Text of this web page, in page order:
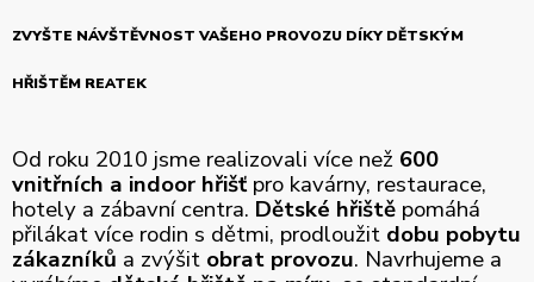
ZVYŠTE NÁVŠTĚVNOST VAŠEHO PROVOZU DÍKY DĚTSKÝM
HŘIŠTĚM REATEK
Od roku 2010 jsme realizovali více než 600
vnitřních a indoor hřišťpro kavárny, restaurace,
hotely a zábavní centra. Dětské hřiště pomáhá
přilákat více rodin s dětmi, prodloužit dobu pobytu
zákazníků a zvýšit obrat provozu. Navrhujeme a